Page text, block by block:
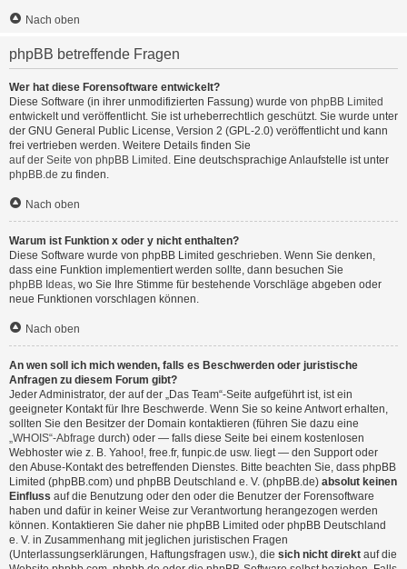
Nach oben
phpBB betreffende Fragen
Wer hat diese Forensoftware entwickelt?
Diese Software (in ihrer unmodifizierten Fassung) wurde von phpBB Limited
entwickelt und veröffentlicht. Sie ist urheberrechtlich geschützt. Sie wurde unter
der GNU General Public License, Version 2 (GPL-2.0) veröffentlicht und kann
frei vertrieben werden. Weitere Details finden Sie
auf der Seite von phpBB Limited . Eine deutschsprachige Anlaufstelle ist unter
phpBB.de zu finden.
Nach oben
Warum ist Funktion x oder y nicht enthalten?
Diese Software wurde von phpBB Limited geschrieben. Wenn Sie denken,
dass eine Funktion implementiert werden sollte, dann besuchen Sie
phpBB Ideas, wo Sie Ihre Stimme für bestehende Vorschläge abgeben oder
neue Funktionen vorschlagen können.
Nach oben
An wen soll ich mich wenden, falls es Beschwerden oder juristische
Anfragen zu diesem Forum gibt?
Jeder Administrator, der auf der „Das Team“-Seite aufgeführt ist, ist ein
geeigneter Kontakt für Ihre Beschwerde. Wenn Sie so keine Antwort erhalten,
sollten Sie den Besitzer der Domain kontaktieren (führen Sie dazu eine
„WHOIS“-Abfrage durch) oder — falls diese Seite bei einem kostenlosen
Webhoster wie z. B. Yahoo!, free.fr, funpic.de usw. liegt — den Support oder
den Abuse-Kontakt des betreffenden Dienstes. Bitte beachten Sie, dass phpBB
Limited (phpBB.com) und phpBB Deutschland e. V. (phpBB.de) absolut keinen
Einfluss auf die Benutzung oder den oder die Benutzer der Forensoftware
haben und dafür in keiner Weise zur Verantwortung herangezogen werden
können. Kontaktieren Sie daher nie phpBB Limited oder phpBB Deutschland
e. V. in Zusammenhang mit jeglichen juristischen Fragen
(Unterlassungserklärungen, Haftungsfragen usw.), die sich nicht direkt auf die